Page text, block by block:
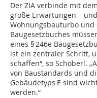
Der ZIA verbinde mit
große Erwartungen –
Wohnungsbauturbo und
Baugesetzbuches
eines § 246e
ist ein zentraler Schritt,
schaffen“, so Schöberl.
von Baustandards und
Gebäudetyps E sind
werden.“